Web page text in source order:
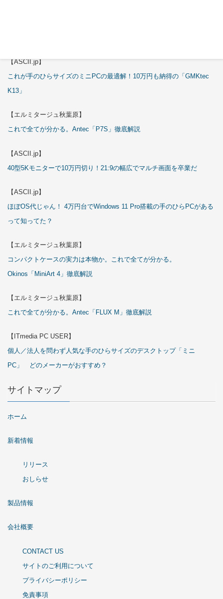
【ASCII.jp】
これが手のひらサイズのミニPCの最適解！10万円も納得の「GMKtec
K13」
【エルミタージュ秋葉原】
これで全てが分かる。Antec「P7S」徹底解説
【ASCII.jp】
40型5Kモニターで10万円切り！21:9の幅広でマルチ画面を卒業だ
【ASCII.jp】
ほぼOS代じゃん！ 4万円台でWindows 11 Pro搭載の手のひらPCがある
って知ってた？
【エルミタージュ秋葉原】
コンパクトケースの実力は本物か。これで全てが分かる。
Okinos「MiniArt 4」徹底解説
【エルミタージュ秋葉原】
これで全てが分かる。Antec「FLUX M」徹底解説
【ITmedia PC USER】
個人／法人を問わず人気な手のひらサイズのデスクトップ「ミニ
PC」 どのメーカーがおすすめ？
サイトマップ
ホーム
新着情報
リリース
おしらせ
製品情報
会社概要
CONTACT US
サイトのご利用について
プライバシーポリシー
免責事項